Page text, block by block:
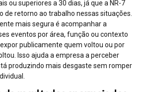
ou superiores a 30 dias, já que a NR-7
de retorno ao trabalho nessas situações.
mais segura é acompanhar a
eventos por área, função ou contexto
publicamente quem voltou ou por
Isso ajuda a empresa a perceber
produzindo mais desgaste sem romper